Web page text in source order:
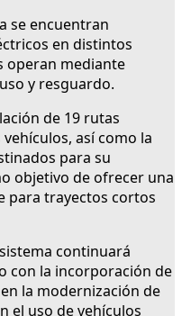
se encuentran
en distintos
operan mediante
y resguardo.
de 19 rutas
así como la
para su
objetivo de ofrecer una
para trayectos cortos
continuará
con la incorporación de
la modernización de
el uso de vehículos